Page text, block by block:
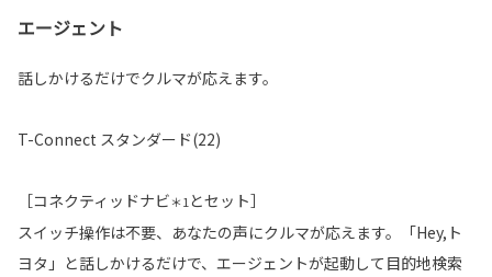
エージェント
話しかけるだけでクルマが応えます。
T-Connect スタンダード(22)
［コネクティッドナビ＊1 とセット］
スイッチ操作は不要、あなたの声にクルマが応えます。「Hey,ト
ヨタ」と話しかけるだけで、エージェントが起動して目的地検索